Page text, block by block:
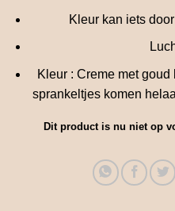
Kleur kan iets
Kleur : Creme met
sprankeltjes komen
Dit product is nu niet op